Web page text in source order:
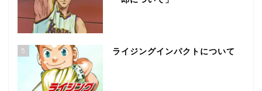
5 ライジングインパクトについて